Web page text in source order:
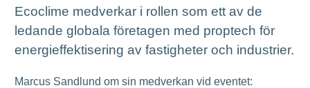
Ecoclime medverkar i rollen som ett av de
ledande globala företagen med proptech för
energieffektisering av fastigheter och industrier.
Marcus Sandlund om sin medverkan vid eventet: